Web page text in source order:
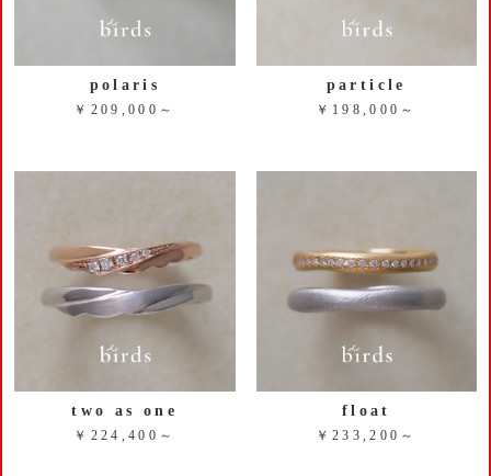
polaris
￥209,000～
particle
￥198,000～
two as one
￥224,400～
float
￥233,200～